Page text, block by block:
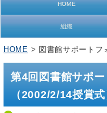
HOME
組織
HOME > 図書館サポートフ
第4回図書館サポ
（2002/2/14授賞式